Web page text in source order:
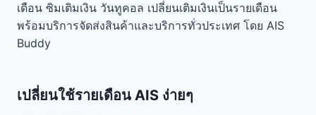
เดือน ซิมเติมเงิน วันทูคอล เปลี่ยนเติมเงินเป็นรายเดือน
พร้อมบริการจัดส่งสินค้าและบริการทั่วประเทศ โดย AIS
Buddy
เปลี่ยนใช้รายเดือน AIS ง่ายๆ